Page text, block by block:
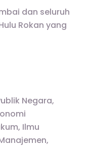
dan seluruh
Rokan yang
Negara,
Ilmu